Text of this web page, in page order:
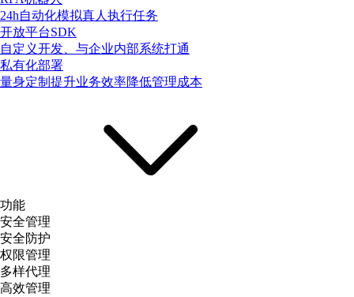
24h自动化模拟真人执行任务
开放平台SDK
自定义开发、与企业内部系统打通
私有化部署
量身定制提升业务效率降低管理成本
功能
安全管理
安全防护
权限管理
多样代理
高效管理